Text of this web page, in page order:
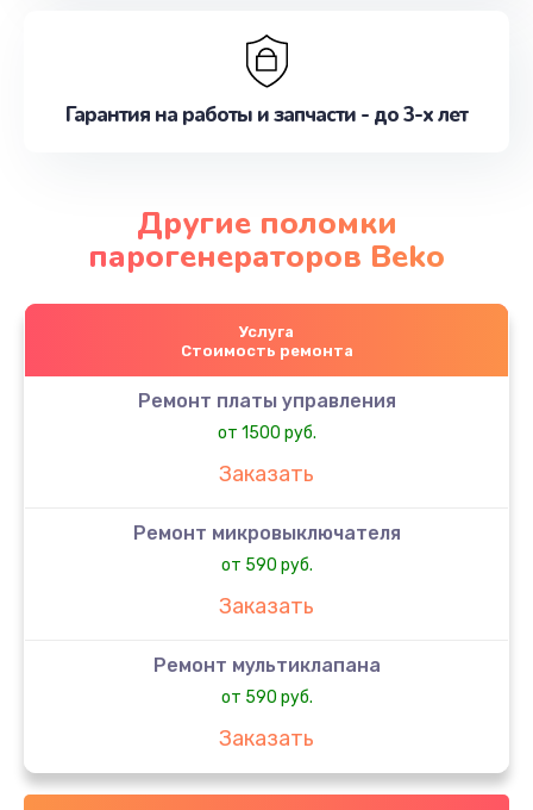
Гарантия на работы и запчасти - до 3-х лет
Другие поломки
парогенераторов Beko
Услуга
Стоимость ремонта
Ремонт платы управления
от 1500 руб.
Заказать
Ремонт микровыключателя
от 590 руб.
Заказать
Ремонт мультиклапана
от 590 руб.
Заказать
Замена датчиков